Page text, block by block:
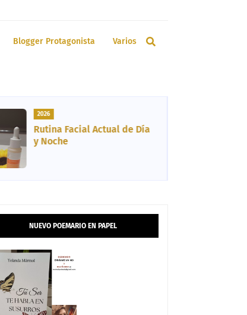
Blogger Protagonista Varios
2026
Rutina Facial Actual de Día
y Noche
NUEVO POEMARIO EN PAPEL